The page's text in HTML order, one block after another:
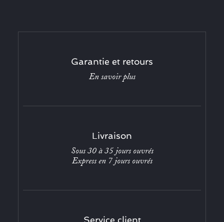
Garantie et retours
En savoir plus
Livraison
Sous 30 à 35 jours ouvrés
Express en 7 jours ouvrés
Service client